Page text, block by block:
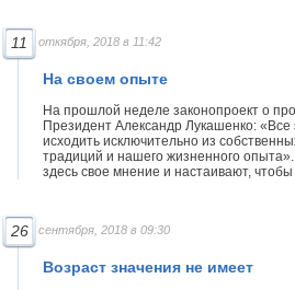
11 откября, 2018 в 11:42
На своем опыте
На прошлой неделе законопроект о
Президент Александр Лукашенко:
исходить исключительно из
традиций и нашего жизненного
здесь свое мнение и настаивают,
26 сентября, 2018 в 09:30
Возраст значения не имеет